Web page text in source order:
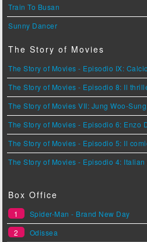
Train To Busan
Sunny Dancer
The Story of Movies
The Story of Movies - Episodio IX:
The Story of Movies - Episodio 8: Il
The Story of Movies VII: Jung Woo-
The Story of Movies - Episodio 6: Enzo
The Story of Movies - Episodio 5: Il
The Story of Movies - Episodio 4:
Box Office
1
Spider-Man - Brand New Day
2
Odissea